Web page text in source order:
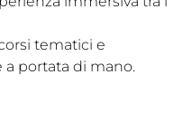
tematici e
portata di mano.